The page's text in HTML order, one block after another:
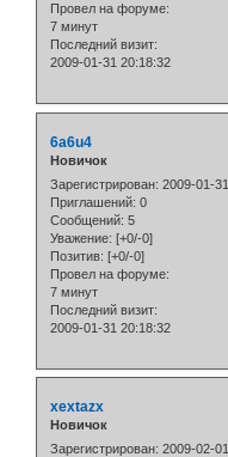
Провел на форуме:
7 минут
Последний визит:
2009-01-31 20:18:32
6a6u4
Новичок
Зарегистрирован: 2009-01-31
Приглашений: 0
Сообщений: 5
Уважение: [+0/-0]
Позитив: [+0/-0]
Провел на форуме:
7 минут
Последний визит:
2009-01-31 20:18:32
xextazx
Новичок
Зарегистрирован: 2009-02-01